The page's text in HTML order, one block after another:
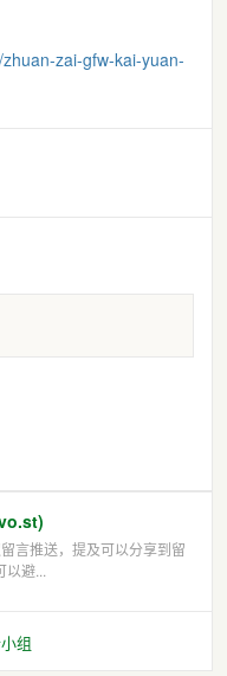
huan-zai-gfw-kai-yuan-
言推送，提及可以分享到留
避...
组